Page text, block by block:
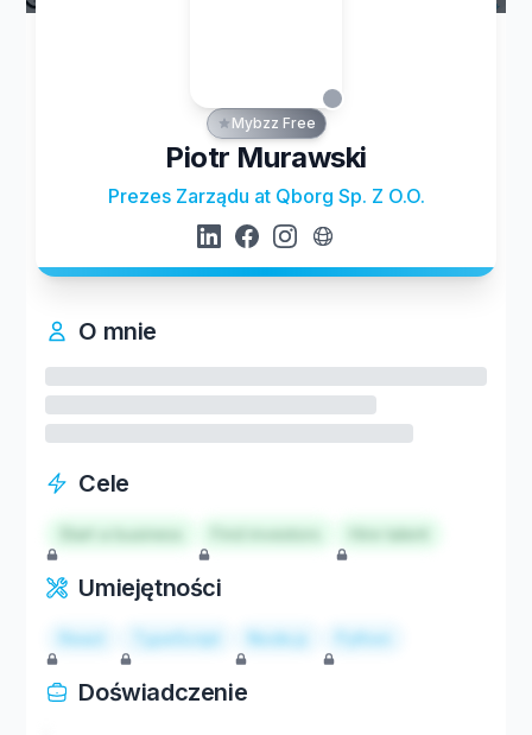
Mybzz Free
Piotr Murawski
Prezes Zarządu at Qborg Sp. Z O.O.
O mnie
Cele
Start a business Hire talent
Umiejętności
React TypeScript Node.js Python
Doświadczenie